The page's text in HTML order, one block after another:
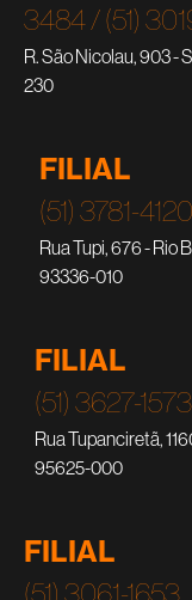
3484 / (51)
R. São Nicolau, 903 -
230
FILIAL
(51) 3781-
Rua Tupi, 676 - Rio
93336-010
FILIAL
(51) 3627-1573
Rua Tupanciretã,
95625-000
FILIAL